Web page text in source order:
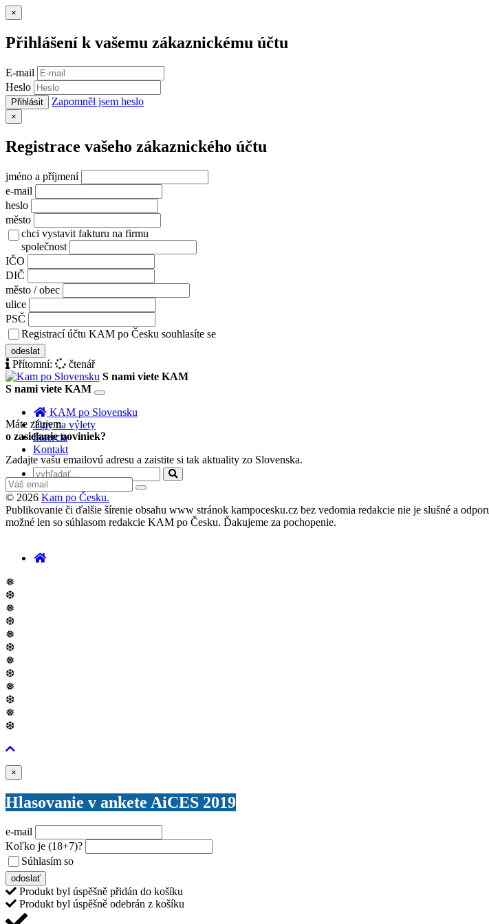
×
Přihlášení k vašemu zákaznickému účtu
E-mail
Heslo
Přihlásit Zapomněl jsem heslo
×
Registrace vašeho zákaznického účtu
jméno a příjmení
e-mail
heslo
město
chci vystavit fakturu na firmu
společnost
IČO
DIČ
město / obec
ulice
PSČ
Registrací účtu KAM po Česku souhlasíte se
odeslat
Přítomní:
čtenář
S nami viete KAM
S nami viete KAM
Toggle
navigation
KAM po Slovensku
Tipy na výlety
Inzercia
Kontakt
Máte záujem
o zasielanie noviniek?
Zadajte vašu emailovú adresu a zaistite si tak aktuality zo Slovenska.
© 2026 Kam po Česku.
Publikovanie či ďalšie šírenie obsahu www stránok kampocesku.cz bez vedomia redakcie nie je slušné a
možné len so súhlasom redakcie KAM po Česku. Ďakujeme za pochopenie.
❅
❆
❅
❆
❅
❆
❅
❆
❅
❆
❅
❆
×
Hlasovanie v ankete AiCES 2019
e-mail
Koľko je (18+7)?
Súhlasím so
odoslať
Produkt byl úspěšně přidán do košíku
Produkt byl úspěšně odebrán z košíku